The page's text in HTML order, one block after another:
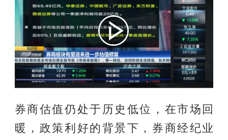
券商估值仍处于历史低位，在市场回
暖，政策利好的背景下，券商经纪业